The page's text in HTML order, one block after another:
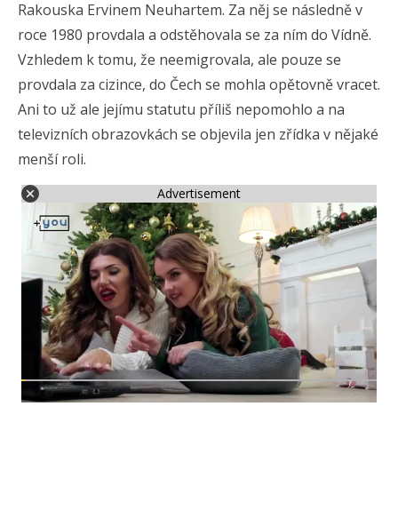
Rakouska Ervinem Neuhartem. Za něj se následně v
roce 1980 provdala a odstěhovala se za ním do Vídně.
Vzhledem k tomu, že neemigrovala, ale pouze se
provdala za cizince, do Čech se mohla opětovně vracet.
Ani to už ale jejímu statutu příliš nepomohlo a na
televizních obrazovkách se objevila jen zřídka v nějaké
menší roli.
Advertisement